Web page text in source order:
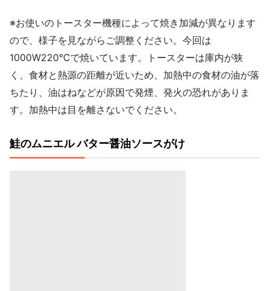
※お使いのトースター機種によって焼き加減が異なります
ので、様子を見ながらご調整ください。今回は
1000W220℃で焼いています。トースターは庫内が狭
く、食材と熱源の距離が近いため、加熱中の食材の油が落
ちたり、油はねなどが原因で発煙、発火の恐れがありま
す。加熱中は目を離さないでください。
鮭のムニエル バター醤油ソースがけ